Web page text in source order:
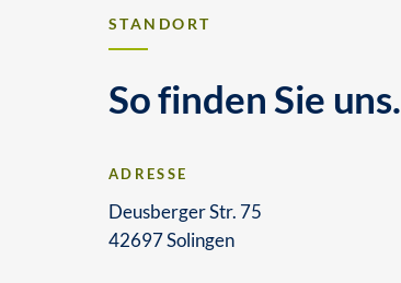
STANDORT
So finden Sie uns.
ADRESSE
Deusberger Str. 75
42697 Solingen